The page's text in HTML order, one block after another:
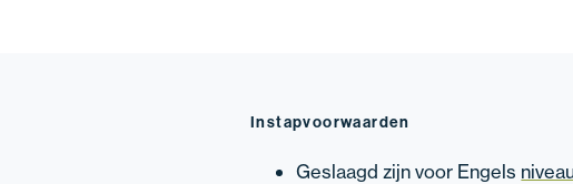
Instapvoorwaarden
Geslaagd zijn voor Engels